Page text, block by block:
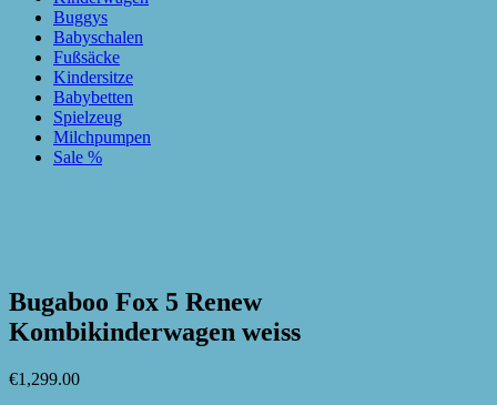
Buggys
Babyschalen
Fußsäcke
Kindersitze
Babybetten
Spielzeug
Milchpumpen
Sale %
Bugaboo Fox 5 Renew
Kombikinderwagen weiss
€1,299.00